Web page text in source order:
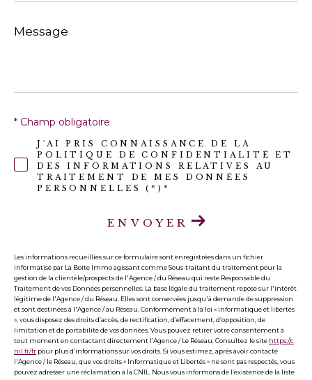
Message
*
J'AI PRIS CONNAISSANCE DE LA
POLITIQUE DE CONFIDENTIALITÉ ET
DES INFORMATIONS RELATIVES AU
TRAITEMENT DE MES DONNÉES
PERSONNELLES (*)*
* Champ obligatoire
ENVOYER
Les informations recueillies sur ce formulaire sont enregistrées dans un fichier
informatisé par La Boite Immo agissant comme Sous-traitant du traitement pour la
gestion de la clientèle/prospects de l'Agence / du Réseau qui reste Responsable du
Traitement de vos Données personnelles. La base légale du traitement repose sur l'intérêt
légitime de l'Agence / du Réseau. Elles sont conservées jusqu'à demande de suppression
et sont destinées à l'Agence / au Réseau. Conformément à la loi « informatique et libertés
», vous disposez des droits d’accès, de rectification, d’effacement, d’opposition, de
limitation et de portabilité de vos données. Vous pouvez retirer votre consentement à
tout moment en contactant directement l’Agence / Le Réseau. Consultez le site https://c
nil.fr/fr pour plus d’informations sur vos droits. Si vous estimez, après avoir contacté
l'Agence / le Réseau, que vos droits « Informatique et Libertés » ne sont pas respectés, vous
pouvez adresser une réclamation à la CNIL. Nous vous informons de l’existence de la liste